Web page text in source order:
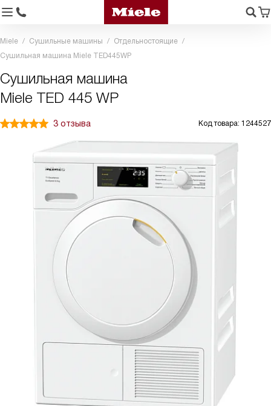
Miele Сушильные машины
Отдельностоящие
Сушильная машина Miele TED445WP
Сушильная машина
Miele TED 445 WP
3 отзыва Код товара: 1244527